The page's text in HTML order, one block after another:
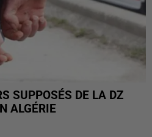
SUPPOSÉS DE LA DZ
ALGÉRIE